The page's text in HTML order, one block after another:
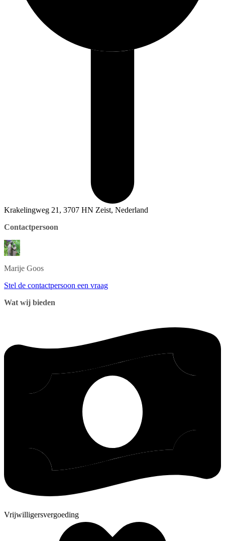
Krakelingweg 21, 3707 HN Zeist, Nederland
Contactpersoon
Marije Goos
Stel de contactpersoon een vraag
Wat wij bieden
Vrijwilligersvergoeding